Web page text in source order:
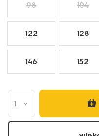
98 104
122 128
146 152
1